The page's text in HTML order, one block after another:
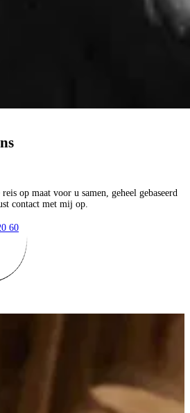
op maat voor u samen, geheel gebaseerd
contact met mij op.
60